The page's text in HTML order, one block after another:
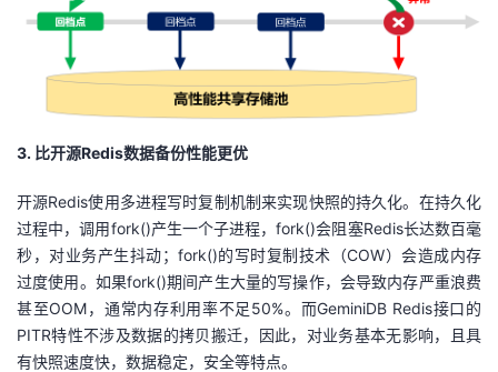
3. 比开源Redis数据备份性能更优
开源Redis使用多进程写时复制机制来实现快照的持久化。在持久化
过程中，调用fork()产生一个子进程，fork()会阻塞Redis长达数百毫
秒，对业务产生抖动； fork()的写时复制技术（COW）会造成内存
过度使用。如果fork()期间产生大量的写操作，会导致内存严重浪费
甚至OOM，通常内存利用率不足50%。而GeminiDB Redis接口的
PITR特性不涉及数据的拷贝搬迁，因此，对业务基本无影响，且具
有快照速度快，数据稳定，安全等特点。